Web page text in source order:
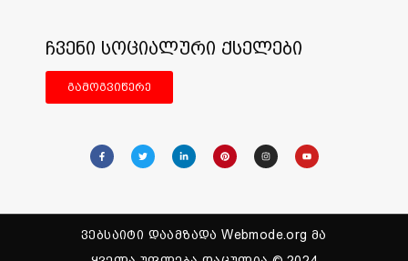
ჩვენი სოციალური ქსელები
გამოგვიწერე
ვებსაიტი დაამზადა Webmode.org მა